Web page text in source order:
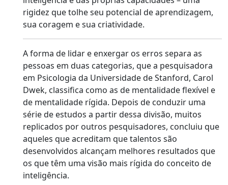
rigidez que tolhe seu potencial de aprendizagem,
sua coragem e sua criatividade.
A forma de lidar e enxergar os erros separa as
pessoas em duas categorias, que a pesquisadora
em Psicologia da Universidade de Stanford, Carol
Dwek, classifica como as de mentalidade flexível e
de mentalidade rígida. Depois de conduzir uma
série de estudos a partir dessa divisão, muitos
replicados por outros pesquisadores, concluiu que
aqueles que acreditam que talentos são
desenvolvidos alcançam melhores resultados que
os que têm uma visão mais rígida do conceito de
inteligência.